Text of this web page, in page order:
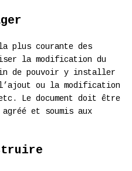
plus courante des
la modification du
de pouvoir y installer
ou la modification
Le document doit être
et soumis aux